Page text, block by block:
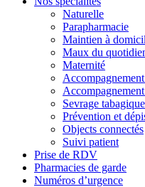
Naturelle
Parapharmacie
Maintien à
Maux du
Maternité
Sevrage tabagique
Prévention et
Objects connectés
Suivi patient
Prise de RDV
Pharmacies de garde
Numéros d’urgence